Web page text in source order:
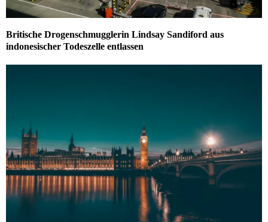
Britische Drogenschmugglerin Lindsay Sandiford aus
indonesischer Todeszelle entlassen